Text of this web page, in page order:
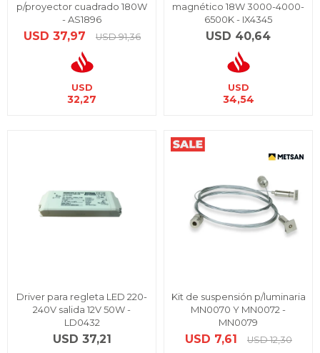
p/proyector cuadrado 180W
- AS1896
USD 37,97 USD 91,36
USD
32,27
magnético 18W 3000-4000-
6500K - IX4345
USD 40,64
USD
34,54
Driver para regleta LED 220-
240V salida 12V 50W -
LD0432
USD 37,21
Kit de suspensión p/luminaria
MN0070 Y MN0072 -
MN0079
USD 7,61 USD 12,30